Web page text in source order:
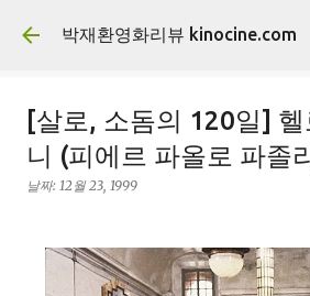
기본 콘텐츠
박재환영화리뷰 kinocine.com
[살로, 소돔의 120일] 헬
니 (피에르 파올로 파졸
날짜: 12월 23, 1999